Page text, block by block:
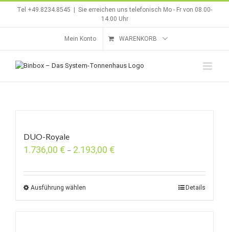
Tel +49.8234.8545
Sie erreichen uns telefonisch Mo - Fr von 08.00-
14.00 Uhr
Mein Konto WARENKORB
DUO-Royale
1.736,00 € – 2.193,00 €
Ausführung wählen Details